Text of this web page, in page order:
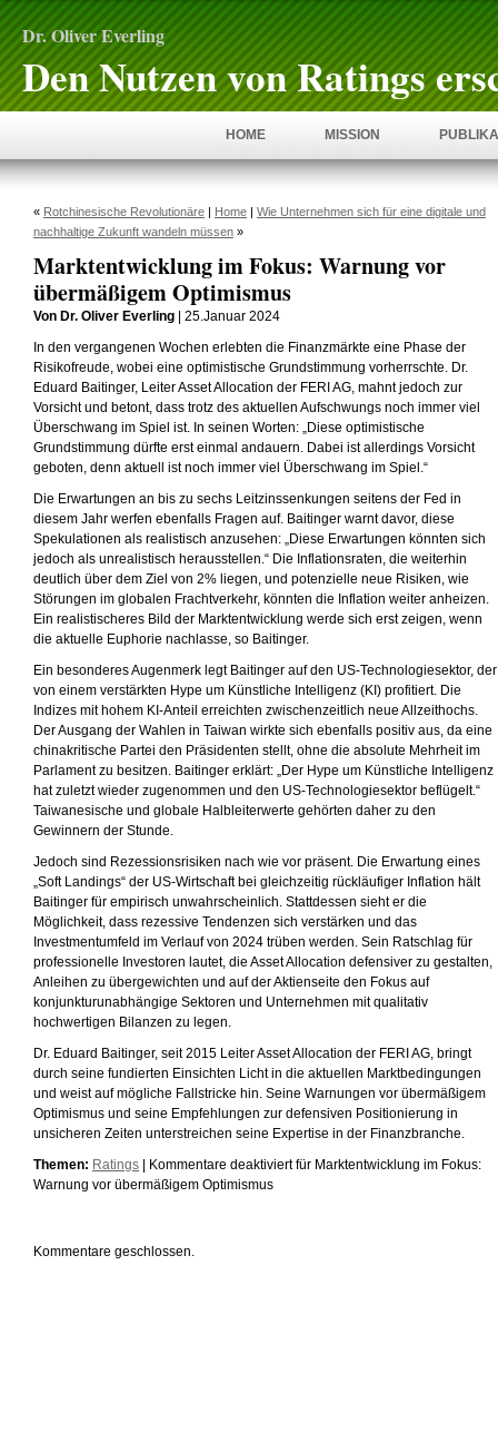
Dr. Oliver Everling
Den Nutzen von Ratings
HOME MISSION
« Rotchinesische Revolutionäre | Home | Wie Unternehmen sich für eine digitale und
nachhaltige Zukunft wandeln müssen »
Marktentwicklung im Fokus: Warnung vor
übermäßigem Optimismus
Von Dr. Oliver Everling | 25.Januar 2024
In den vergangenen Wochen erlebten die Finanzmärkte eine Phase der
Risikofreude, wobei eine optimistische Grundstimmung vorherrschte. Dr.
Eduard Baitinger, Leiter Asset Allocation der FERI AG, mahnt jedoch zur
Vorsicht und betont, dass trotz des aktuellen Aufschwungs noch immer viel
Überschwang im Spiel ist. In seinen Worten: „Diese optimistische
Grundstimmung dürfte erst einmal andauern. Dabei ist allerdings Vorsicht
geboten, denn aktuell ist noch immer viel Überschwang im Spiel.“
Die Erwartungen an bis zu sechs Leitzinssenkungen seitens der Fed in
diesem Jahr werfen ebenfalls Fragen auf. Baitinger warnt davor, diese
Spekulationen als realistisch anzusehen: „Diese Erwartungen könnten sich
jedoch als unrealistisch herausstellen.“ Die Inflationsraten, die weiterhin
deutlich über dem Ziel von 2% liegen, und potenzielle neue Risiken, wie
Störungen im globalen Frachtverkehr, könnten die Inflation weiter anheizen.
Ein realistischeres Bild der Marktentwicklung werde sich erst zeigen, wenn
die aktuelle Euphorie nachlasse, so Baitinger.
Ein besonderes Augenmerk legt Baitinger auf den US-Technologiesektor, der
von einem verstärkten Hype um Künstliche Intelligenz (KI) profitiert. Die
Indizes mit hohem KI-Anteil erreichten zwischenzeitlich neue Allzeithochs.
Der Ausgang der Wahlen in Taiwan wirkte sich ebenfalls positiv aus, da eine
chinakritische Partei den Präsidenten stellt, ohne die absolute Mehrheit im
Parlament zu besitzen. Baitinger erklärt: „Der Hype um Künstliche Intelligenz
hat zuletzt wieder zugenommen und den US-Technologiesektor beflügelt.“
Taiwanesische und globale Halbleiterwerte gehörten daher zu den
Gewinnern der Stunde.
Jedoch sind Rezessionsrisiken nach wie vor präsent. Die Erwartung eines
„Soft Landings“ der US-Wirtschaft bei gleichzeitig rückläufiger Inflation hält
Baitinger für empirisch unwahrscheinlich. Stattdessen sieht er die
Möglichkeit, dass rezessive Tendenzen sich verstärken und das
Investmentumfeld im Verlauf von 2024 trüben werden. Sein Ratschlag für
professionelle Investoren lautet, die Asset Allocation defensiver zu gestalten,
Anleihen zu übergewichten und auf der Aktienseite den Fokus auf
konjunkturunabhängige Sektoren und Unternehmen mit qualitativ
hochwertigen Bilanzen zu legen.
Dr. Eduard Baitinger, seit 2015 Leiter Asset Allocation der FERI AG, bringt
durch seine fundierten Einsichten Licht in die aktuellen Marktbedingungen
und weist auf mögliche Fallstricke hin. Seine Warnungen vor übermäßigem
Optimismus und seine Empfehlungen zur defensiven Positionierung in
unsicheren Zeiten unterstreichen seine Expertise in der Finanzbranche.
Themen: Ratings Kommentare deaktiviertfür Marktentwicklung im Fokus:
Warnung vor übermäßigem Optimismus
Kommentare geschlossen.